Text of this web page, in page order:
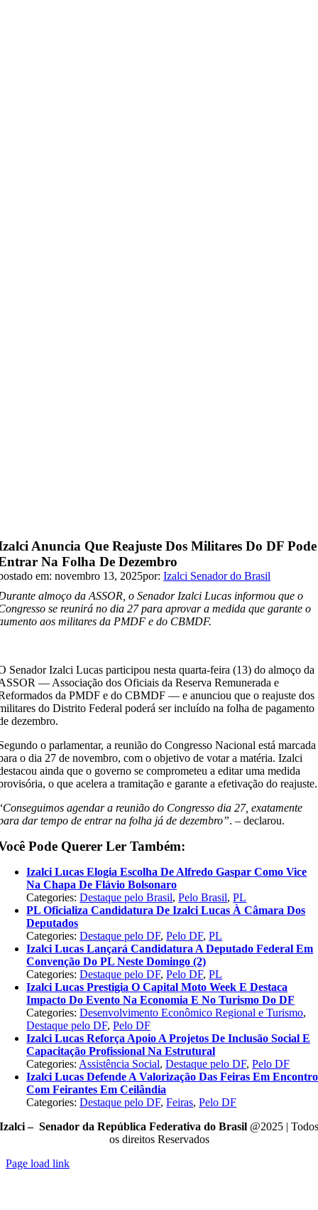
Anuncia Que Reajuste Dos Militares Do DF Pode
Na Folha De Dezembro
em: novembro 13, 2025por:Izalci Senador do Brasil
almoço da ASSOR, o Senador Izalci Lucas informou que o
se reunirá no dia 27 para aprovar a medida que garante o
aos militares da PMDF e do CBMDF.
Senador Izalci Lucas participou nesta quarta-feira (13) do almoço da
— Associação dos Oficiais da Reserva Remunerada e
da PMDF e do CBMDF — e anunciou que o reajuste dos
do Distrito Federal poderá ser incluído na folha de pagamento
dezembro.
o parlamentar, a reunião do Congresso Nacional está marcada
o dia 27 de novembro, com o objetivo de votar a matéria. Izalci
ainda que o governo se comprometeu a editar uma medida
o que acelera a tramitação e garante a efetivação do reajuste.
Conseguimos agendar a reunião do Congresso dia 27, exatamente
dar tempo de entrar na folha já de dezembro”. – declarou.
Pode Querer Ler Também:
Izalci Lucas Elogia Escolha De Alfredo Gaspar Como Vice
Na Chapa De Flávio Bolsonaro
Categories:Destaque pelo Brasil,Pelo Brasil,PL
PL Oficializa Candidatura De Izalci Lucas À Câmara Dos
Deputados
Categories:Destaque pelo DF,Pelo DF,PL
Izalci Lucas Lançará Candidatura A Deputado Federal Em
Convenção Do PL Neste Domingo (2)
Categories:Destaque pelo DF,Pelo DF,PL
Izalci Lucas Prestigia O Capital Moto Week E Destaca
Impacto Do Evento Na Economia E No Turismo Do DF
Categories:Desenvolvimento Econômico Regional e Turismo,
Destaque pelo DF,Pelo DF
Izalci Lucas Reforça Apoio A Projetos De Inclusão Social E
Capacitação Profissional Na Estrutural
Categories: Assistência Social,Destaque pelo DF,Pelo DF
Izalci Lucas Defende A Valorização Das Feiras Em Encontro
Com Feirantes Em Ceilândia
Categories:Destaque pelo DF,Feiras,Pelo DF
Izalci – Senador da República Federativa do Brasil @2025 | Todos
os direitos Reservados
Page load link